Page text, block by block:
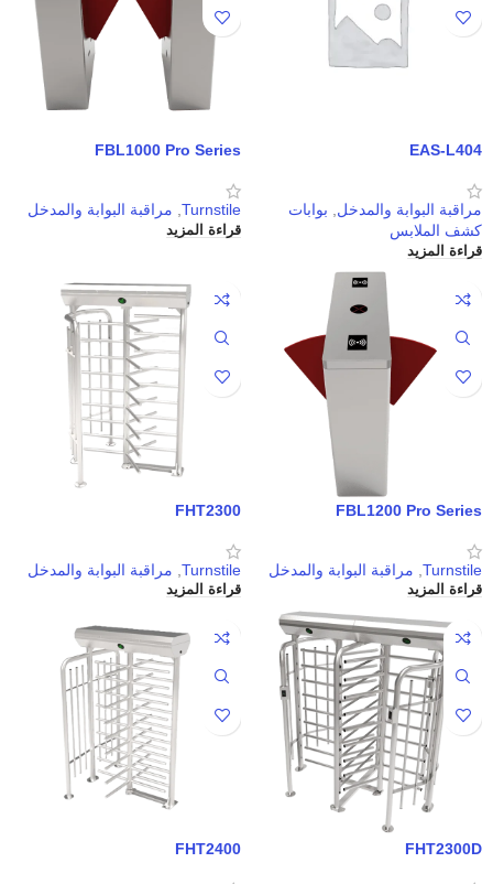
EAS-L404
مراقبة البوابة والمدخل, بوابات
كشف الملابس
قراءة المزيد
FBL1000 Pro Series
Turnstile
, مراقبة البوابة والمدخل
قراءة المزيد
FBL1200 Pro Series
Turnstile مراقبة البوابة والمدخل
قراءة المزيد
FHT2300
Turnstile مراقبة البوابة والمدخل
قراءة المزيد
FHT2300D
FHT2400